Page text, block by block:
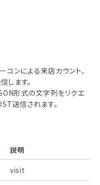
ンによる来店カウント、
します。
形式の文字列をリクエ
送信されます。
説明
visit